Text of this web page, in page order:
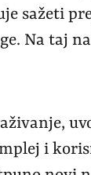
sažeti
Na taj
i